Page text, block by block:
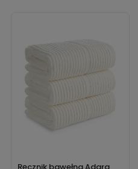
Ręcznik bawełna Adara